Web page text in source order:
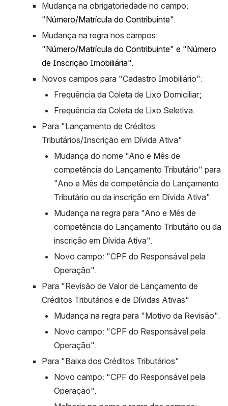
Mudança na obrigatoriedade no campo:
"Número/Matrícula do Contribuinte".
Mudança na regra nos campos:
"Número/Matrícula do Contribuinte" e "Número
de Inscrição Imobiliária".
Novos campos para "Cadastro Imobiliário":
Frequência da Coleta de Lixo Domiciliar;
Frequência da Coleta de Lixo Seletiva.
Para "Lançamento de Créditos
Tributários/Inscrição em Dívida Ativa"
Mudança do nome "Ano e Mês de
competência do Lançamento Tributário" para
"Ano e Mês de competência do Lançamento
Tributário ou da inscrição em Dívida Ativa".
Mudança na regra para "Ano e Mês de
competência do Lançamento Tributário ou da
inscrição em Dívida Ativa".
Novo campo: "CPF do Responsável pela
Operação".
Para "Revisão de Valor de Lançamento de
Créditos Tributários e de Dívidas Ativas"
Mudança na regra para "Motivo da Revisão".
Novo campo: "CPF do Responsável pela
Operação".
Para "Baixa dos Créditos Tributários"
Novo campo: "CPF do Responsável pela
Operação".